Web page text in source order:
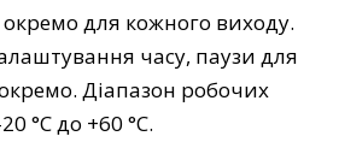
для кожного виходу.
часу, паузи для
Діапазон робочих
°C до +60 °C.